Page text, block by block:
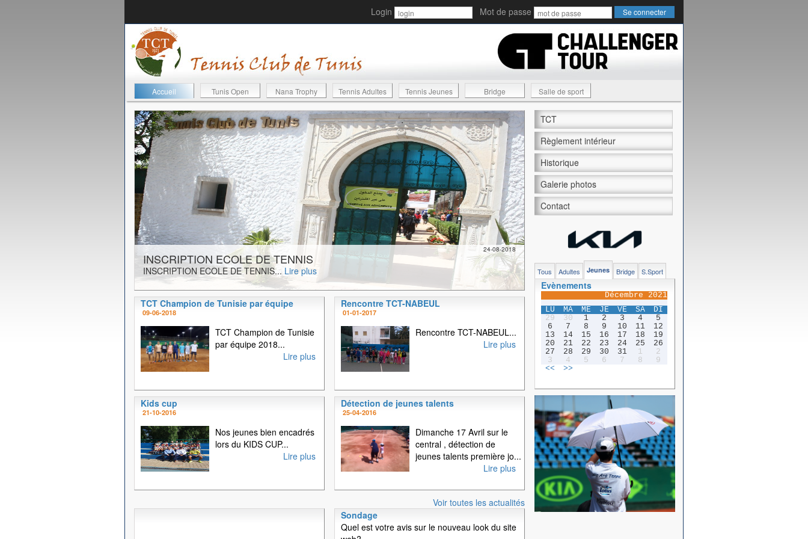
Login Mot de passe
Accueil Tunis Open Nana Trophy Tennis Adultes Tennis Jeunes Bridge Salle de sport
24-08-2018
INSCRIPTION ECOLE DE TENNIS
INSCRIPTION ECOLE DE TENNIS... Lire plus
TCT Champion de Tunisie par équipe
09-06-2018
TCT Champion de Tunisie
par équipe 2018...
Lire plus
Rencontre TCT-NABEUL
01-01-2017
Rencontre TCT-NABEUL...
Lire plus
Kids cup
21-10-2016
Nos jeunes bien encadrés
lors du KIDS CUP...
Lire plus
Détection de jeunes talents
25-04-2016
Dimanche 17 Avril sur le
central , détection de
jeunes talents première jo...
Lire plus
Voir toutes les actualités
Sondage
Quel est votre avis sur le nouveau look du site
TCT
Règlement intérieur
Historique
Galerie photos
Contact
Tous Adultes Jeunes Bridge S.Sport
Evènements
Décembre 2021
LU
MA ME JE VE SA
DI
29
30 1 2 3 4
5
6
7 8 9 10 11
12
13
14 15 16 17 18
19
20
21 22 23 24 25
26
27
28 29 30 31 1
2
3
4 5 6 7 8
9
<<
>>